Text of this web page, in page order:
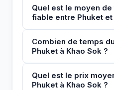
Quel est le moyen
fiable entre Phuket et
Combien de temps
Phuket à Khao Sok ?
Quel est le prix
Phuket à Khao Sok ?